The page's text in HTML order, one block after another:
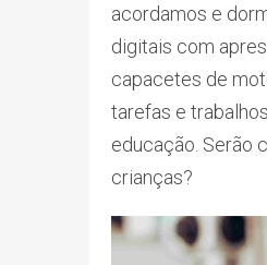
acordamos e
digitais com
capacetes de
tarefas e
educação. Serão
crianças?